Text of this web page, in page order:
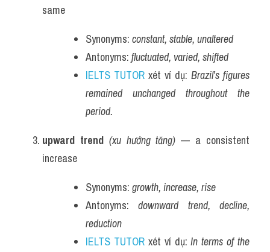
same
Synonyms: constant, stable, unaltered
Antonyms: fluctuated, varied, shifted
IELTS TUTOR xét ví dụ: Brazil’s figures
remained unchanged throughout the
period.
upward trend (xu hướng tăng) — a consistent
increase
Synonyms: growth, increase, rise
Antonyms: downward trend, decline,
reduction
IELTS TUTOR xét ví dụ: In terms of the